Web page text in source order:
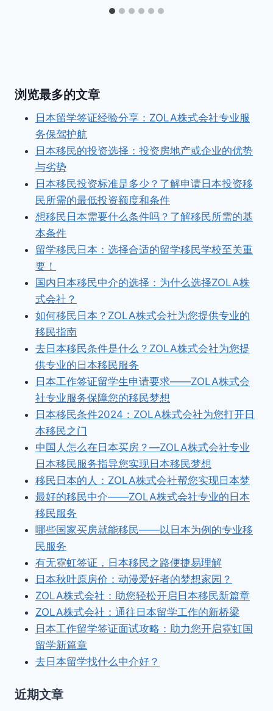
浏览最多的文章
日本留学签证经验分享：ZOLA株式会社专业服
务保驾护航
日本移民的投资选择：投资房地产或企业的优势
与劣势
日本移民投资标准是多少？了解申请日本投资移
民所需的最低投资额度和条件
想移民日本需要什么条件吗？了解移民所需的基
本条件
留学移民日本：选择合适的留学移民学校至关重
要！
国内日本移民中介的选择：为什么选择ZOLA株
式会社？
如何移民日本？ZOLA株式会社为您提供专业的
移民指南
去日本移民条件是什么？ZOLA株式会社为您提
供专业的日本移民服务
日本工作签证留学生申请要求——ZOLA株式会
社专业服务保障您的移民梦想
日本移民条件2024：ZOLA株式会社为您打开日
本移民之门
中国人怎么在日本买房？—ZOLA株式会社专业
日本移民服务指导您实现日本移民梦想
移民日本的人：ZOLA株式会社帮您实现日本梦
最好的移民中介——ZOLA株式会社专业的日本
移民服务
哪些国家买房就能移民——以日本为例的专业移
民服务
有无霓虹签证，日本移民之路便捷易理解
日本秋叶原房价：动漫爱好者的梦想家园？
ZOLA株式会社：助您轻松开启日本移民新篇章
ZOLA株式会社：通往日本留学工作的新桥梁
日本工作留学签证面试攻略：助力您开启霓虹国
留学新篇章
去日本留学找什么中介好？
近期文章